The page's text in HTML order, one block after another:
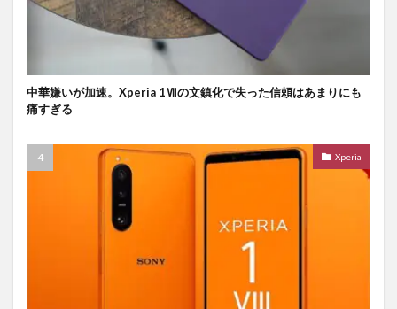
中華嫌いが加速。Xperia 1Ⅶの文鎮化で失った信頼はあまりにも
痛すぎる
Xperia